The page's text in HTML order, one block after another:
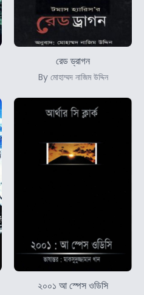
রেড ড্রাগন
By মোহাম্মদ নাজিম উদ্দিন
২০০১ আ স্পেস ওডিসি